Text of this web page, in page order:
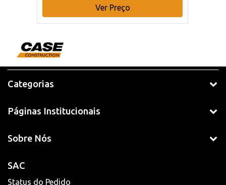
Ver Preço
Categorias
Páginas Institucionais
Sobre Nós
SAC
Status do Pedido